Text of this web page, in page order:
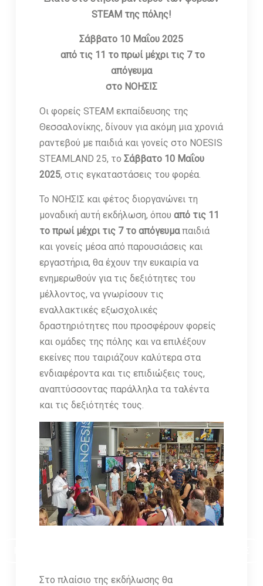
STEAM της πόλης!
Σάββατο 10 Μαΐου 2025
από τις 11 το πρωί μέχρι τις 7 το
απόγευμα
στο ΝΟΗΣΙΣ
Οι φορείς STEAM εκπαίδευσης της
Θεσσαλονίκης, δίνουν για ακόμη μια χρονιά
ραντεβού με παιδιά και γονείς στο NOESIS
STEAMLAND 25, το Σάββατο 10 Μαΐου
2025, στις εγκαταστάσεις του φορέα.
Το ΝΟΗΣΙΣ και φέτος διοργανώνει τη
μοναδική αυτή εκδήλωση, όπου από τις 11
το πρωί μέχρι τις 7 το απόγευμαπαιδιά
και γονείς μέσα από παρουσιάσεις και
εργαστήρια, θα έχουν την ευκαιρία να
ενημερωθούν για τις δεξιότητες του
μέλλοντος, να γνωρίσουν τις
εναλλακτικές εξωσχολικές
δραστηριότητες που προσφέρουν φορείς
και ομάδες της πόλης και να επιλέξουν
εκείνες που ταιριάζουν καλύτερα στα
ενδιαφέροντα και τις επιδιώξεις τους,
αναπτύσσοντας παράλληλα τα ταλέντα
και τις δεξιότητές τους.
Στο πλαίσιο της εκδήλωσης θα